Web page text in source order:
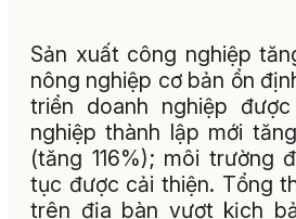
Sản xuất công nghiệp
nông nghiệp cơ bản ổn
triển doanh nghiệp
nghiệp thành lập mới
(tăng 116%); môi trường
tục được cải thiện. Tổng
trên địa bàn vượt kịch